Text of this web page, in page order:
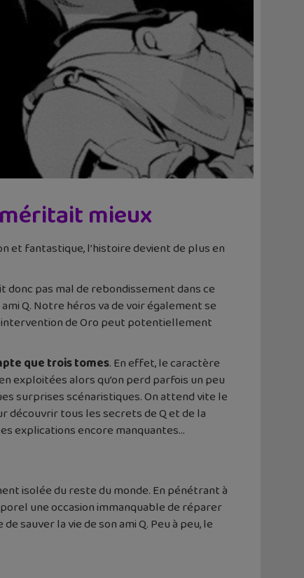
mieux
et fantastique, l’histoire devient de plus en
pas mal de rebondissement dans ce
Q. Notre héros va de voir également se
intervention de Oro peut potentiellement
que trois tomes. En effet, le caractère
exploitées alors qu’on perd parfois un peu
surprises scénaristiques. On attend vite le
tous les secrets de Q et de la
explications encore manquantes…
isolée du reste du monde. En pénétrant à
une occasion immanquable de réparer
sauver la vie de son ami Q. Peu à peu, le